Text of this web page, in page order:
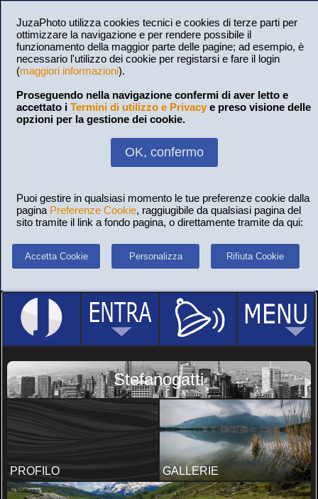
JuzaPhoto utilizza cookies tecnici e cookies di terze parti per
ottimizzare la navigazione e per rendere possibile il
funzionamento della maggior parte delle pagine; ad esempio, è
necessario l'utilizzo dei cookie per registarsi e fare il login
(maggiori informazioni).
Proseguendo nella navigazione confermi di aver letto e
accettato i Termini di utilizzo e Privacy e preso visione delle
opzioni per la gestione dei cookie.
OK, confermo
Puoi gestire in qualsiasi momento le tue preferenze cookie dalla
pagina Preferenze Cookie, raggiugibile da qualsiasi pagina del
sito tramite il link a fondo pagina, o direttamente tramite da qui:
Accetta Cookie Personalizza Rifiuta Cookie
Stefanogatti
PROFILO GALLERIE